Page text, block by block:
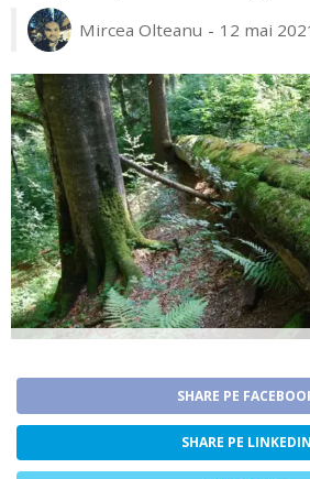
Mircea Olteanu 12 mai
SHARE PE
SHARE PE LINKEDIN